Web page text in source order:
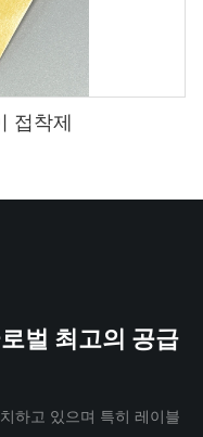
접착제
벌 최고의 공급
하고 있으며 특히 레이블